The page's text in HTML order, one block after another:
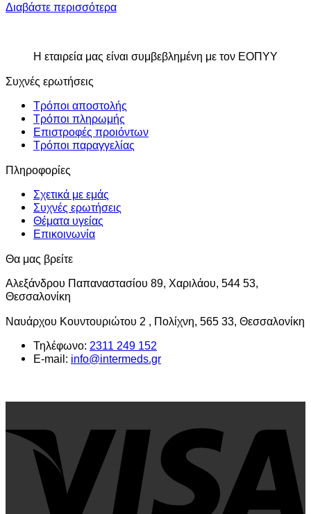
Διαβάστε περισσότερα
Η εταιρεία μας είναι συμβεβλημένη με τον ΕΟΠΥΥ
Συχνές ερωτήσεις
Τρόποι αποστολής
Τρόποι πληρωμής
Επιστροφές προιόντων
Τρόποι παραγγελίας
Πληροφορίες
Σχετικά με εμάς
Συχνές ερωτήσεις
Θέματα υγείας
Επικοινωνία
Θα μας βρείτε
Αλεξάνδρου Παπαναστασίου 89, Χαριλάου, 544 53,
Θεσσαλονίκη
Ναυάρχου Κουντουριώτου 2 , Πολίχνη, 565 33, Θεσσαλονίκη
Τηλέφωνο: 2311 249 152
E-mail: info@intermeds.gr